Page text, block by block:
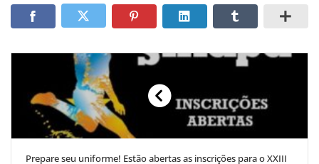
Prepare seu uniforme! Estão abertas as inscrições para o XXIII